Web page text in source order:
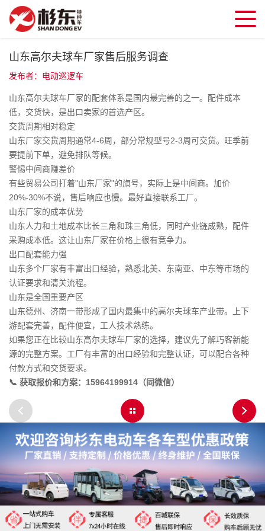
山东高尔夫球车厂家售后服务调查
发布者：电动巡逻车
山东高尔夫球车厂家的配套体系是国内最完善的之一。配件成本
低，交货快，是出口卖家的首选产区。
交货周期相对稳定
山东厂家交货周期通常4-6周，部分常规型号2-3周可交货。旺季前
要提前下单，避免排队等候。
警惕中间商赚差价
有些贸易公司打着"山东厂家"的旗号，实际上是中间商。加价
20%-30%不说，售后响应也慢。最好直接联系工厂。
山东厂家的成本优势
山东人力和土地成本比长三角和珠三角低，同时产业链成熟，配件
采购成本低。这让山东厂家在价格上很有竞争力。
出口配套能力强
山东多个厂家有丰富出口经验，熟悉北美、东南亚、中东等市场的
认证要求和清关流程。
山东是全国重要产区
山东德州、济南一带形成了国内最集中的高尔夫球车产业带。上下
游配套完善，配件便宜，工人技术熟练。
如果您正在比较山东高尔夫球车厂家的选择，建议先了解巧客新能
源的完整方案。工厂有丰富的出口经验和完整认证，可以配合各种
付款方式和交货要求。
📞 获取报价和方案：15964199914（同微信）